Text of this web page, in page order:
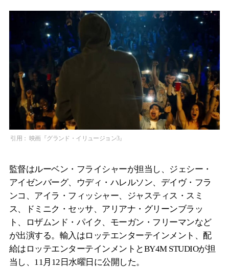
引用： 映画『グランド・イリュージョン3』
監督はルーベン・フライシャーが担当し、ジェシー・
アイゼンバーグ、ウディ・ハレルソン、デイヴ・フラ
ンコ、アイラ・フィッシャー、ジャスティス・スミ
ス、ドミニク・セッサ、アリアナ・グリーンブラッ
ト、ロザムンド・パイク、モーガン・フリーマンなど
が出演する。輸入はロッテエンターテインメント、配
給はロッテエンターテインメントとBY4M STUDIOが担
当し、11月12日水曜日に公開した。